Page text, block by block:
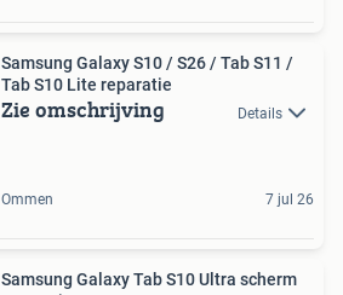
Samsung Galaxy S10 / S26 / Tab S11 /
Tab S10 Lite reparatie
Zie omschrijving Details
Ommen 7 jul 26
Samsung Galaxy Tab S10 Ultra scherm